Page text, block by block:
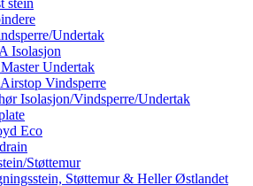
stein
Undertak
Isolasjon
Undertak
Vindsperre
Isolasjon/Vindsperre/Undertak
Eco
Støttemur
Støttemur & Heller Østlandet